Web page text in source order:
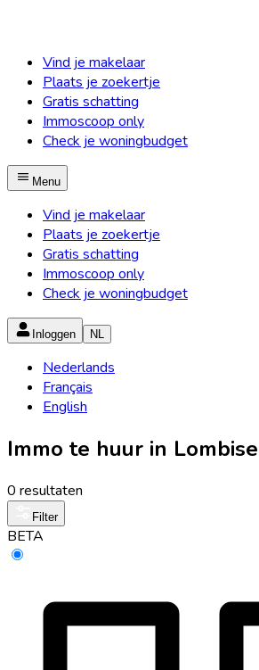
Vind je makelaar
Plaats je zoekertje
Gratis schatting
Immoscoop only
Check je woningbudget
Menu
Vind je makelaar
Plaats je zoekertje
Gratis schatting
Immoscoop only
Check je woningbudget
Inloggen NL
Nederlands
Français
English
Immo te huur in
0 resultaten
Filter
BETA